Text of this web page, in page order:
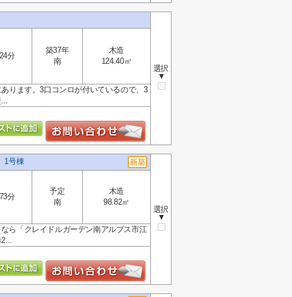
選択
▼
分
築37年
南
木造
124.40㎡
ります。3口コンロが付いているので、3
1号棟
選択
▼
分
予定
南
木造
98.82㎡
ら「クレイドルガーデン南アルプス市江